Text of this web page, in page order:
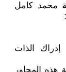
محمد كامل
إدراك الذات
هذه المحاور